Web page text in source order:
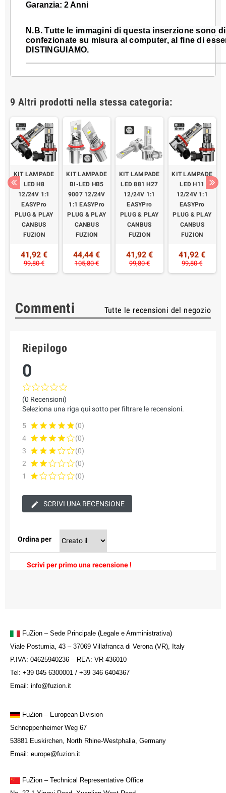
Garanzia: 2 Anni
N.B. Tutte le immagini di questa inserzione sono
confezionate su misura al computer, al fine di
DISTINGUIAMO.
9 Altri prodotti nella stessa categoria:
KIT LAMPADE
LED H8
12/24V 1:1
EASYPro
PLUG & PLAY
CANBUS
FUZION
41,92 €
99,80 €
KIT LAMPADE
BI-LED HB5
9007 12/24V
1:1 EASYPro
PLUG & PLAY
CANBUS
FUZION
44,44 €
105,80 €
KIT LAMPADE
LED 881 H27
12/24V 1:1
EASYPro
PLUG & PLAY
CANBUS
FUZION
41,92 €
99,80 €
KIT LAMPADE
LED H11
12/24V 1:1
EASYPro
PLUG & PLAY
CANBUS
FUZION
41,92 €
99,80 €
Commenti Tutte le recensioni del negozio
Riepilogo
0
(0 Recensioni)
Seleziona una riga qui sotto per filtrare le recensioni.
5
(0)
4
(0)
3
(0)
2
(0)
1
(0)
SCRIVI UNA RECENSIONE
Ordina per
Scrivi per primo una recensione !
FuZion – Sede Principale (Legale e Amministrativa)
Viale Postumia, 43 – 37069 Villafranca di Verona (VR), Italy
P.IVA: 04625940236 – REA: VR-436010
Tel: +39 045 6300001 / +39 346 6404367
Email: info@fuzion.it
FuZion – European Division
Schneppenheimer Weg 67
53881 Euskirchen, North Rhine-Westphalia, Germany
Email: europe@fuzion.it
FuZion – Technical Representative Office